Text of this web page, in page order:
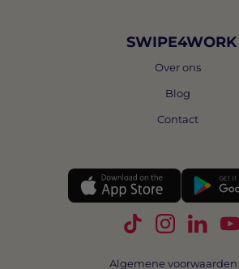
SWIPE4WORK
Over ons
Blog
Contact
Volg Volg Volg
Algemene voorwaarden